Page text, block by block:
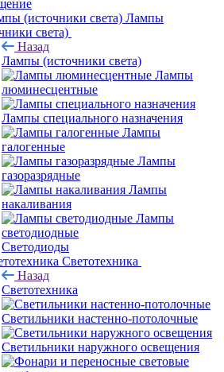
Лампы
света)
Назад
Лампы (источники света)
Лампы
люминесцентные
Лампы специального назначения
Лампы
галогенные
Лампы
газоразрядные
Лампы
накаливания
Лампы
светодиодные
Светодиоды
Светотехника
Назад
Светотехника
Светильники настенно-потолочные
Светильники наружного освещения